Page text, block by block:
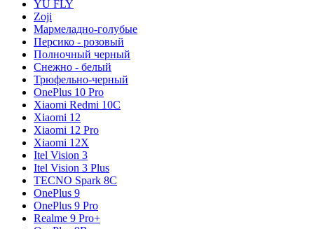
YU FLY
Zoji
Мармеладно-голубые
Персико - розовый
Полночный черный
Снежно - белый
Трюфельно-черный
OnePlus 10 Pro
Xiaomi Redmi 10C
Xiaomi 12
Xiaomi 12 Pro
Xiaomi 12X
Itel Vision 3
Itel Vision 3 Plus
TECNO Spark 8C
OnePlus 9
OnePlus 9 Pro
Realme 9 Pro+